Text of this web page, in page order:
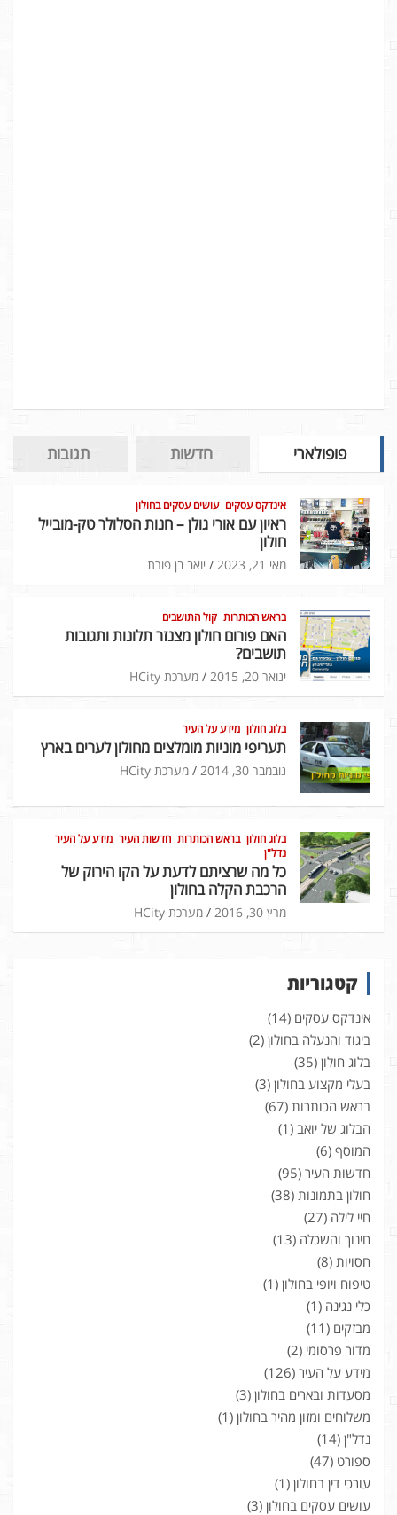
פופולארי חדשות תגובות
אינדקס עסקים עושים עסקים בחולון
ראיון עם אורי גולן – חנות הסלולר טק-מובייל
חולון
מאי 21, 2023 יואב בן פורת
בראש הכותרות קול התושבים
האם פורום חולון מצנזר תלונות ותגובות
תושבים?
ינואר 20, 2015 מערכת HCity
בלוג חולון מידע על העיר
תעריפי מוניות מומלצים מחולון לערים בארץ
נובמבר 30, 2014 מערכת HCity
בלוג חולון בראש הכותרות חדשות העיר מידע על העיר
נדל"ן
כל מה שרציתם לדעת על הקו הירוק של
הרכבת הקלה בחולון
מרץ 30, 2016 מערכת HCity
קטגוריות
אינדקס עסקים (14)
ביגוד והנעלה בחולון (2)
בלוג חולון (35)
בעלי מקצוע בחולון (3)
בראש הכותרות (67)
הבלוג של יואב (1)
המוסף (6)
חדשות העיר (95)
חולון בתמונות (38)
חיי לילה (27)
חינוך והשכלה (13)
חסויות (8)
טיפוח ויופי בחולון (1)
כלי נגינה (1)
מבזקים (11)
מדור פרסומי (2)
מידע על העיר (126)
מסעדות ובארים בחולון (3)
משלוחים ומזון מהיר בחולון (1)
נדל"ן (14)
ספורט (47)
עורכי דין בחולון (1)
עושים עסקים בחולון (3)